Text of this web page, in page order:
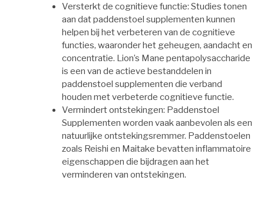
Versterkt de cognitieve functie: Studies tonen
aan dat paddenstoel supplementen kunnen
helpen bij het verbeteren van de cognitieve
functies, waaronder het geheugen, aandacht en
concentratie. Lion’s Mane pentapolysaccharide
is een van de actieve bestanddelen in
paddenstoel supplementen die verband
houden met verbeterde cognitieve functie.
Vermindert ontstekingen: Paddenstoel
Supplementen worden vaak aanbevolen als een
natuurlijke ontstekingsremmer. Paddenstoelen
zoals Reishi en Maitake bevatten inflammatoire
eigenschappen die bijdragen aan het
verminderen van ontstekingen.